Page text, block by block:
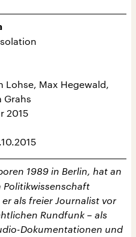
Lohse, Max Hegewald,
Grahs
2015
1989 in Berlin, hat an
Politikwissenschaft
als freier Journalist vor
Rundfunk – als
Dokumentationen und